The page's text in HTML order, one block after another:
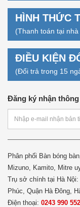
HÌNH THỨC
(Thanh toán tại
ĐIỀU KIỆN
(Đổi trả trong 15
Đăng ký nhận
Phân phối Bàn bóng
Mizuno, Kamito, Mitre
Trụ sở chính tại Hà
Phúc, Quận Hà Đông,
Điện thoại: 0243 990